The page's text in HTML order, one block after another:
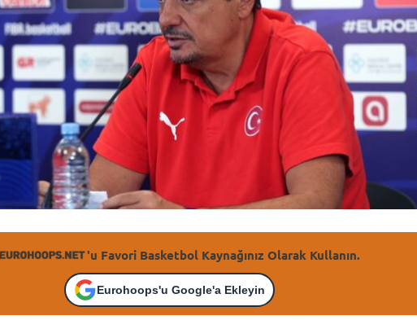
'u Favori Basketbol Kaynağınız Olarak Kullanın.
Eurohoops'u Google'a Ekleyin